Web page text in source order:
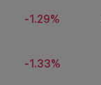
-1.29%
-1.33%